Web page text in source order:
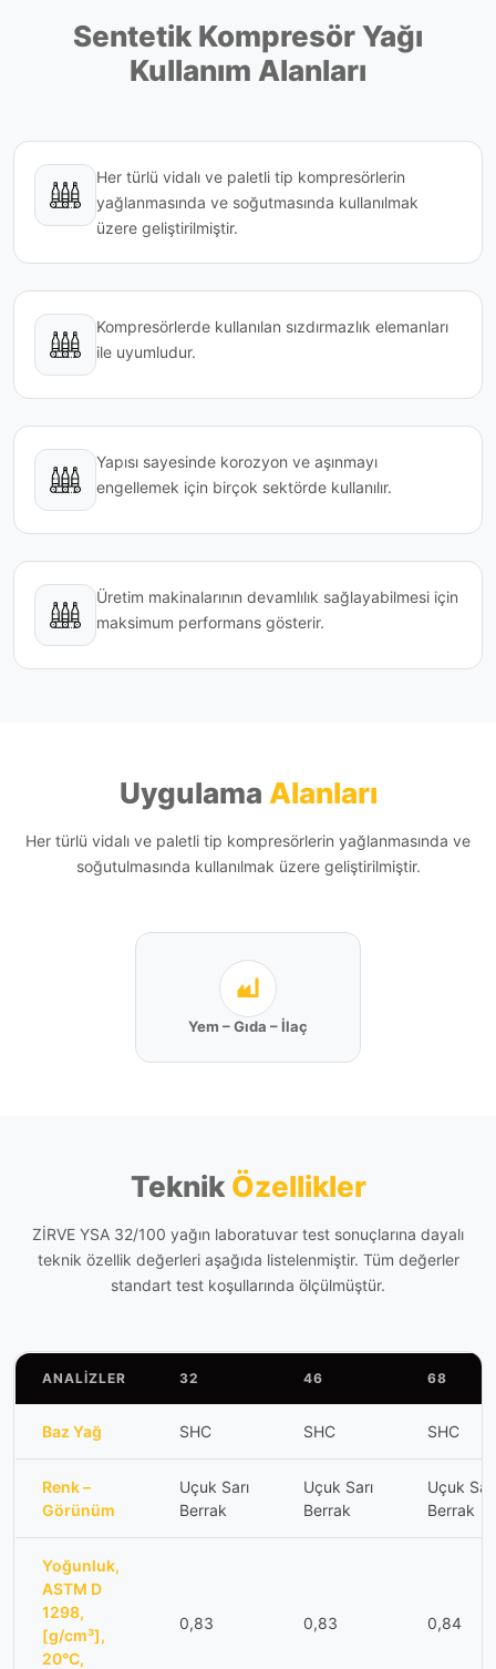
Sentetik Kompresör Yağı
Kullanım Alanları
Her türlü vidalı ve paletli tip kompresörlerin
yağlanmasında ve soğutmasında kullanılmak
üzere geliştirilmiştir.
Kompresörlerde kullanılan sızdırmazlık elemanları
ile uyumludur.
Yapısı sayesinde korozyon ve aşınmayı
engellemek için birçok sektörde kullanılır.
Üretim makinalarının devamlılık sağlayabilmesi için
maksimum performans gösterir.
Uygulama Alanları
Her türlü vidalı ve paletli tip kompresörlerin yağlanmasında ve
soğutulmasında kullanılmak üzere geliştirilmiştir.
Yem – Gıda – İlaç
Teknik Özellikler
ZİRVE YSA 32/100 yağın laboratuvar test sonuçlarına dayalı
teknik özellik değerleri aşağıda listelenmiştir. Tüm değerler
standart test koşullarında ölçülmüştür.
ANALİZLER 32 46 68
Baz Yağ SHC SHC SHC
Renk –
Görünüm
Uçuk Sarı
Berrak
Uçuk Sarı
Berrak
Uçuk Sarı
Berrak
Yoğunluk,
ASTM D
1298,
[g/cm³],
20°C,
0,83 0,83 0,84